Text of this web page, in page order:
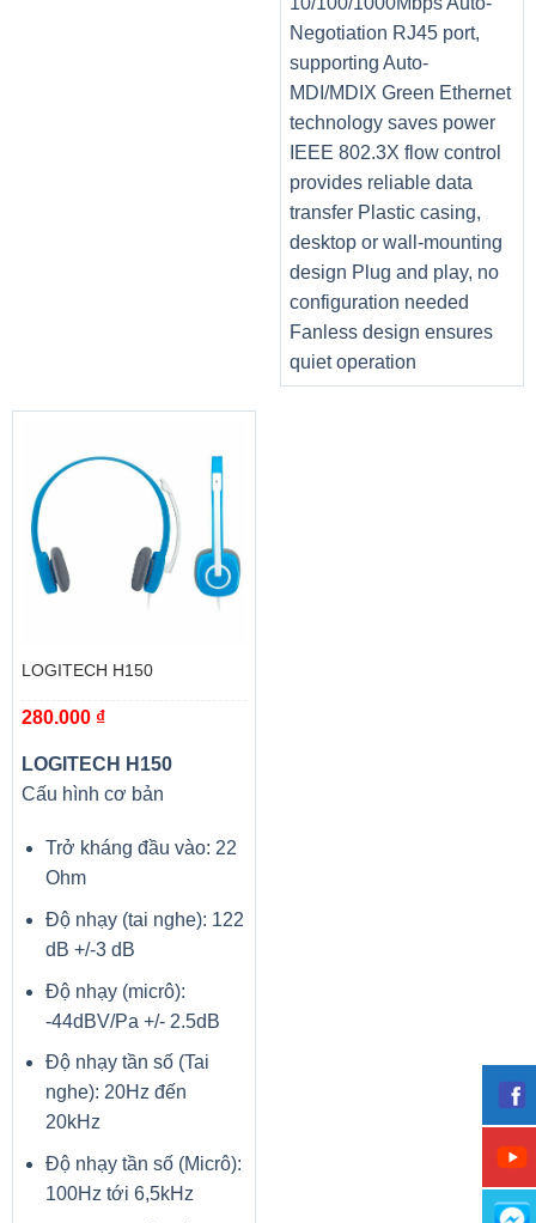
(1024 x 768). Phân giải nén 4K (4096 x
Tần số quét ngang: 15 ~ 100, Tần số quét dọc: 48 ~ 85.
Tiêu cự: 19,11 ~ 22,94
Chỉnh vuông hình ảnh: tự động ±30°
Cổng kết nối: HDMI x 1, VGA in x1, USB Type A x1. RS232
Nguồn điện: 100 ~ 240 V AC; 50-60 Hz
Mức tiêu thụ điện 300W.
Độ ồn: 32dB
Trọng lượng 3,1kg
Kích thước: 345 x 261 x 99mm
Bảo hành máy: 24 tháng
Bảo hành bóng đèn: 12 tháng hoặc 1.000 giờ tùy theo điều
kiện nào đến trước
Negotiation RJ45 port,
supporting Auto-
MDI/MDIX Green Ethernet
technology saves power
IEEE 802.3X flow control
provides reliable data
transfer Plastic casing,
desktop or wall-mounting
design Plug and play, no
configuration needed
Fanless design ensures
quiet operation
LOGITECH H150
280.000 ₫
LOGITECH H150
Cấu hình cơ bản
Trở kháng đầu vào: 22
Ohm
Độ nhạy (tai nghe): 122
dB +/-3 dB
Độ nhạy (micrô):
-44dBV/Pa +/- 2.5dB
Độ nhạy tần số (Tai
nghe): 20Hz đến
20kHz
Độ nhạy tần số (Micrô):
100Hz tới 6,5kHz